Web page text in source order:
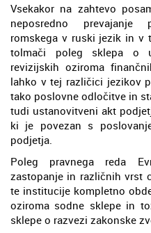
Vsekakor na zahtevo
neposredno prevajanje
romskega v ruski jezik in v
tolmači poleg sklepa o
revizijskih oziroma
lahko v tej različici jezikov
tako poslovne odločitve in
tudi ustanovitveni akt
ki je povezan s
podjetja.
Poleg pravnega reda
zastopanje in različnih vrst
te institucije kompletno
oziroma sodne sklepe in
sklepe o razvezi zakonske